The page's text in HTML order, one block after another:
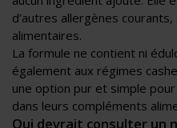
d’autres allergènes
alimentaires.
La formule ne contient ni
également aux régimes
une option pur et simple
dans leurs compléments
Qui devrait consulter un